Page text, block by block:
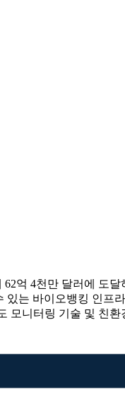
억 4천만 달러에 도달
는 바이오뱅킹 인프
모니터링 기술 및 친